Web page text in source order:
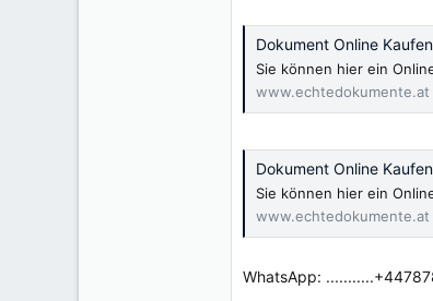
Dokument Online
Sie können hier ein
www.echtedokumente.at
Dokument Online
Sie können hier ein
www.echtedokumente.at
WhatsApp: